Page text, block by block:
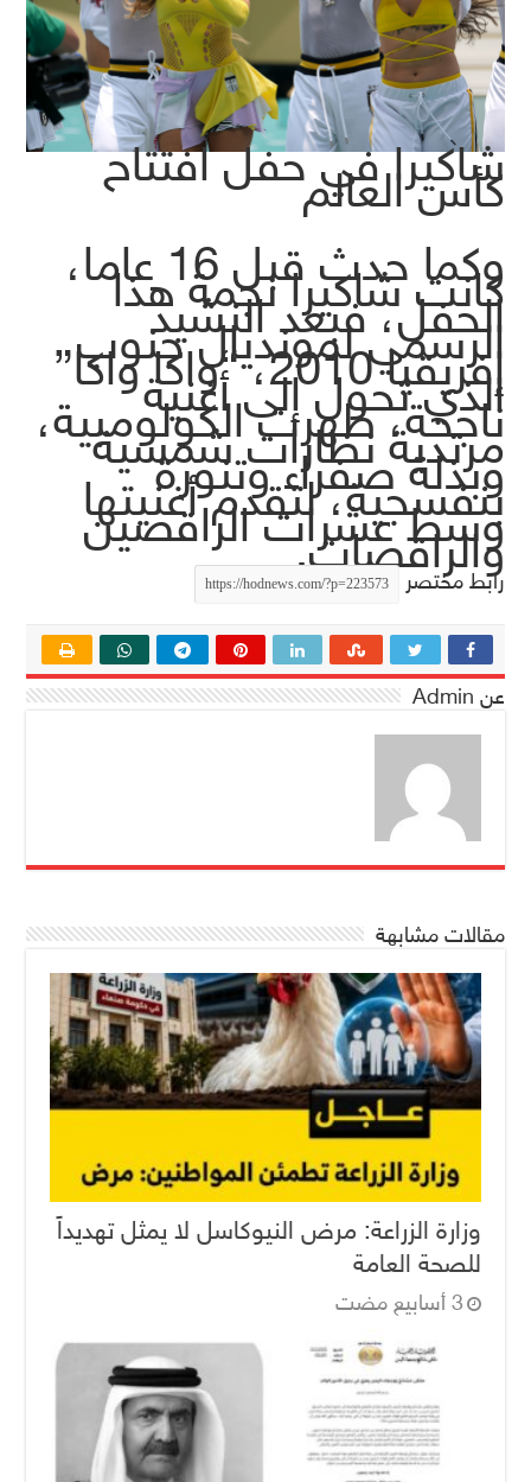
شاكيرا في حفل افتتاح
كأس العالم
وكما حدث قبل 16 عاما،كانت شاكيرا نجمة هذا
الحفل، فبعد النشيد
الرسمي لمونديال جنوب
إفريقيا 2010، “واكا واكا”
الذي تحول إلى أغنية
ناجحة، ظهرت الكولومبية،
مرتدية نظارات شمسية
وبذلة صفراء وتنورة
بنفسجية، لتقدم أغنيتها
وسط عشرات الراقصين
والراقصات.
رابط مختصر
عن Admin
مقالات مشابهة
وزارة الزراعة: مرض النيوكاسل لا يمثل تهديداً
للصحة العامة